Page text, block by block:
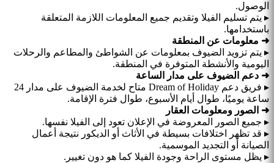
الوصول.
▸ يتم تسليم الفيلا وتقديم جميع المعلومات اللازمة المتعلقة
باستخدامها.
➜ معلومات عن المنطقة
▸ يتم تزويد الضيوف بمعلومات عن الشواطئ والمطاعم والرحلات
اليومية والأنشطة المتوفرة في المنطقة.
➜ دعم الضيوف على مدار الساعة
▸ فريق دعم Dream of Holiday متاح لخدمة الضيوف على مدار 24
ساعة يوميًا، طوال أيام الأسبوع، طوال فترة الإقامة.
➜ الصور ومعلومات العقار
▸ جميع الصور المعروضة في الإعلان تعود إلى الفيلا نفسها.
▸ قد تظهر اختلافات بسيطة في الأثاث أو الديكور نتيجة أعمال
الصيانة أو التجديد الموسمية.
▸ يظل مستوى الراحة وجودة الفيلا كما هو دون تغيير.